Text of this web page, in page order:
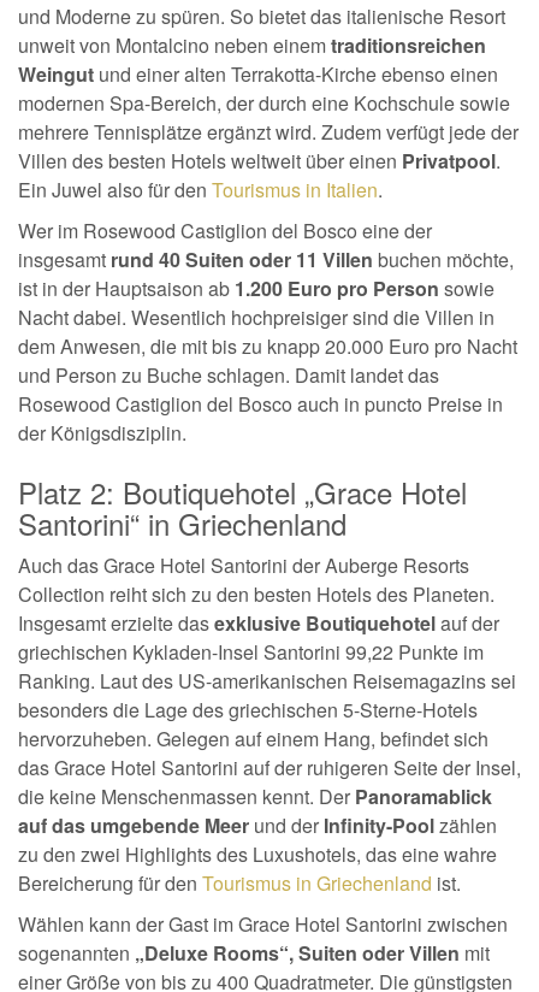
und Moderne zu spüren. So bietet das italienische Resort
unweit von Montalcino neben einemtraditionsreichen
Weingut und einer alten Terrakotta-Kirche ebenso einen
modernen Spa-Bereich, der durch eine Kochschule sowie
mehrere Tennisplätze ergänzt wird. Zudem verfügt jede der
Villen des besten Hotels weltweit über einen Privatpool.
Ein Juwel also für den Tourismus in Italien.
Wer im Rosewood Castiglion del Bosco eine der
insgesamt rund 40 Suiten oder 11 Villen buchen möchte,
ist in der Hauptsaison ab 1.200 Euro pro Person sowie
Nacht dabei. Wesentlich hochpreisiger sind die Villen in
dem Anwesen, die mit bis zu knapp 20.000 Euro pro Nacht
und Person zu Buche schlagen. Damit landet das
Rosewood Castiglion del Bosco auch in puncto Preise in
der Königsdisziplin.
Platz 2: Boutiquehotel „Grace Hotel
Santorini“ in Griechenland
Auch das Grace Hotel Santorini der Auberge Resorts
Collection reiht sich zu den besten Hotels des Planeten.
Insgesamt erzielte dasexklusive Boutiquehotelauf der
griechischen Kykladen-Insel Santorini 99,22 Punkte im
Ranking. Laut des US-amerikanischen Reisemagazins sei
besonders die Lage des griechischen 5-Sterne-Hotels
hervorzuheben. Gelegen auf einem Hang, befindet sich
das Grace Hotel Santorini auf der ruhigeren Seite der Insel,
die keine Menschenmassen kennt. Der Panoramablick
auf das umgebende Meer und der Infinity-Poolzählen
zu den zwei Highlights des Luxushotels, das eine wahre
Bereicherung für den Tourismus in Griechenland ist.
Wählen kann der Gast im Grace Hotel Santorini zwischen
sogenannten „Deluxe Rooms“, Suiten oder Villen mit
einer Größe von bis zu 400 Quadratmeter. Die günstigsten